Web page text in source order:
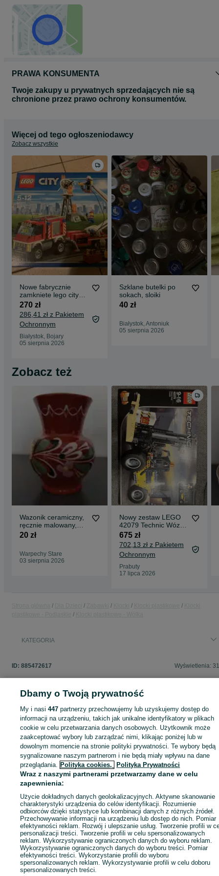
PRAWA KONSUMENTA
Twoje zakupy u prywatnych sprzedających nie są
chronione przez prawo ochrony konsumentów.
Więcej od tego ogłoszeniodawcy
Zobacz wszystkie
Nowe fabrycznie
zamkniete lego city
60111 straz pozarna
270 zł
286,41 zł z Pakietem
Ochronnym
Białystok, Bojary
05 sierpnia 2026
Szklane butelki po
sokach, sloiki
40 zł
Białystok, Antoniuk
05 sierpnia 2026
Zobacz też
Wazonik ceramiczny,
ręcznie malowany,
Cepelia
20 zł
Warpechy Stare
03 sierpnia 2026
Nowy zestaw LEGO
42079 Technic Wózek
widłowy
675 zł
702,13 zł z Pakietem
Ochronnym
Prabuty
17 lipca 2026
KATEGORIA
ID: 885472617 Wyświetlenia:
Zaloguj się lub załóż konto na OLX, aby skontaktować się z
sprzedającym
Zaloguj się / Załóż konto
Wyślij wiadomość Kup
Dbamy o Twoją prywatność
My i nasi447 partnerzy przechowujemy lub uzyskujemy dostęp do
informacji na urządzeniu, takich jak unikalne identyfikatory w plikach
cookie w celu przetwarzania danych osobowych. Użytkownik może
zaakceptować wybory lub zarządzać nimi, klikając poniżej lub w
dowolnym momencie na stronie polityki prywatności. Te wybory będą
sygnalizowane naszym partnerom i nie będą miały wpływu na dane
przeglądania. Polityka cookies, Polityka Prywatności
Wraz z naszymi partnerami przetwarzamy dane w celu
zapewnienia:
Użycie dokładnych danych geolokalizacyjnych. Aktywne skanowanie
charakterystyki urządzenia do celów identyfikacji. Rozumienie
odbiorców dzięki statystyce lub kombinacji danych z różnych źródeł.
Przechowywanie informacji na urządzeniu lub dostęp do nich. Pomiar
efektywności reklam. Rozwój i ulepszanie usług. Tworzenie profili w
personalizacji treści. Tworzenie profili w celu spersonalizowanych
reklam. Wykorzystywanie ograniczonych danych do wyboru reklam.
Wykorzystywanie ograniczonych danych do wyboru treści. Pomiar
efektywności treści. Wykorzystanie profili do wyboru
spersonalizowanych reklam. Wykorzystywanie profili w celu doboru
spersonalizowanych treści.